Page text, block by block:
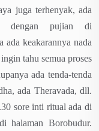
juga terhenyak, ada
dengan pujian di
ada keakarannya nada
tahu semua proses
ada tenda-tenda
ada Theravada, dll.
sore inti ritual ada di
halaman Borobudur.